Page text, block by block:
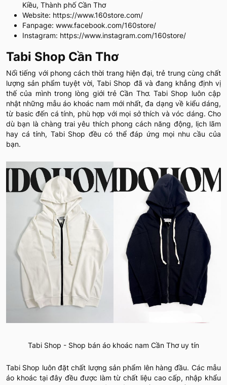
Kiều, Thành phố Cần Thơ
Website: https://www.160store.com/
Fanpage: www.facebook.com/160store/
Instagram: https://www.instagram.com/160store/
Tabi Shop Cần Thơ
Nổi tiếng với phong cách thời trang hiện đại, trẻ trung cùng chất
lượng sản phẩm tuyệt vời, Tabi Shop đã và đang khẳng định vị
thế của mình trong lòng giới trẻ Cần Thơ. Tabi Shop luôn cập
nhật những mẫu áo khoác nam mới nhất, đa dạng về kiểu dáng,
từ basic đến cá tính, phù hợp với mọi sở thích và vóc dáng. Cho
dù bạn là chàng trai yêu thích phong cách năng động, lịch lãm
hay cá tính, Tabi Shop đều có thể đáp ứng mọi nhu cầu của
bạn.
Tabi Shop - Shop bán áo khoác nam Cần Thơ uy tín
Tabi Shop luôn đặt chất lượng sản phẩm lên hàng đầu. Các mẫu
áo khoác tại đây đều được làm từ chất liệu cao cấp, nhập khẩu